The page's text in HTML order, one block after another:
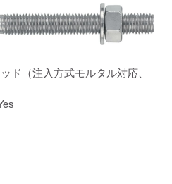
ド（注入方式モルタル対応、